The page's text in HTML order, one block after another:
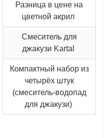
Разница в цене на
цветной акрил
Смеситель для
джакузи Kartal
Компактный набор из
четырёх штук
(смеситель-водопад
для джакузи)